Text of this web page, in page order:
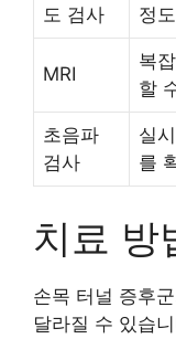
도 검사
정
MRI
복
할
초음파
검사
실
를
치료 방
손목 터널 증후
달라질 수 있습